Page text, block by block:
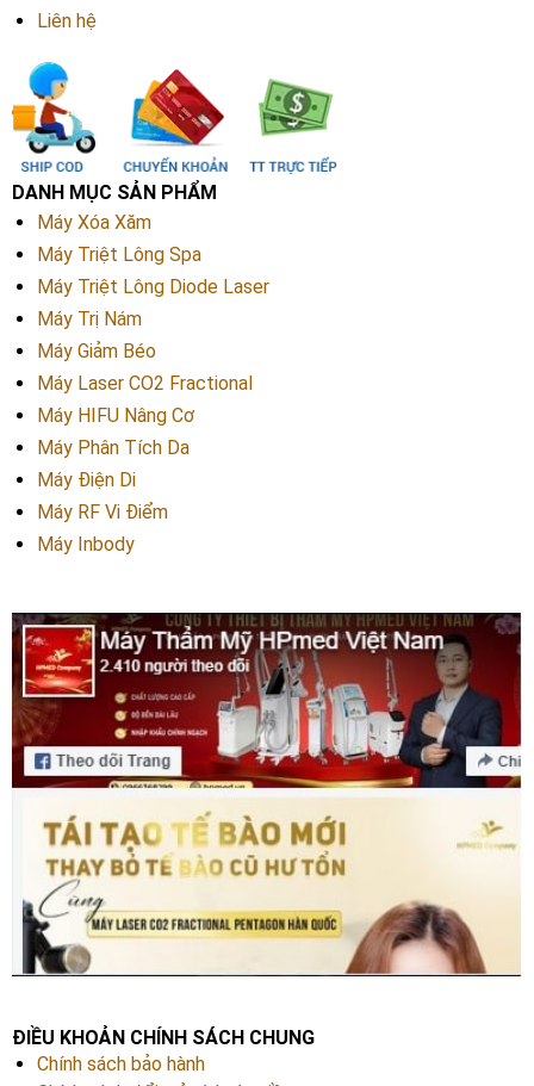
Liên hệ
DANH MỤC SẢN PHẨM
Máy Xóa Xăm
Máy Triệt Lông Spa
Máy Triệt Lông Diode Laser
Máy Trị Nám
Máy Giảm Béo
Máy Laser CO2 Fractional
Máy HIFU Nâng Cơ
Máy Phân Tích Da
Máy Điện Di
Máy RF Vi Điểm
Máy Inbody
ĐIỀU KHOẢN CHÍNH SÁCH CHUNG
Chính sách bảo hành